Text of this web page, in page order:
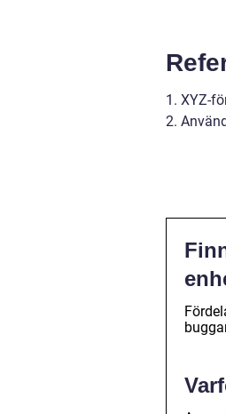
1. XYZ-
2.